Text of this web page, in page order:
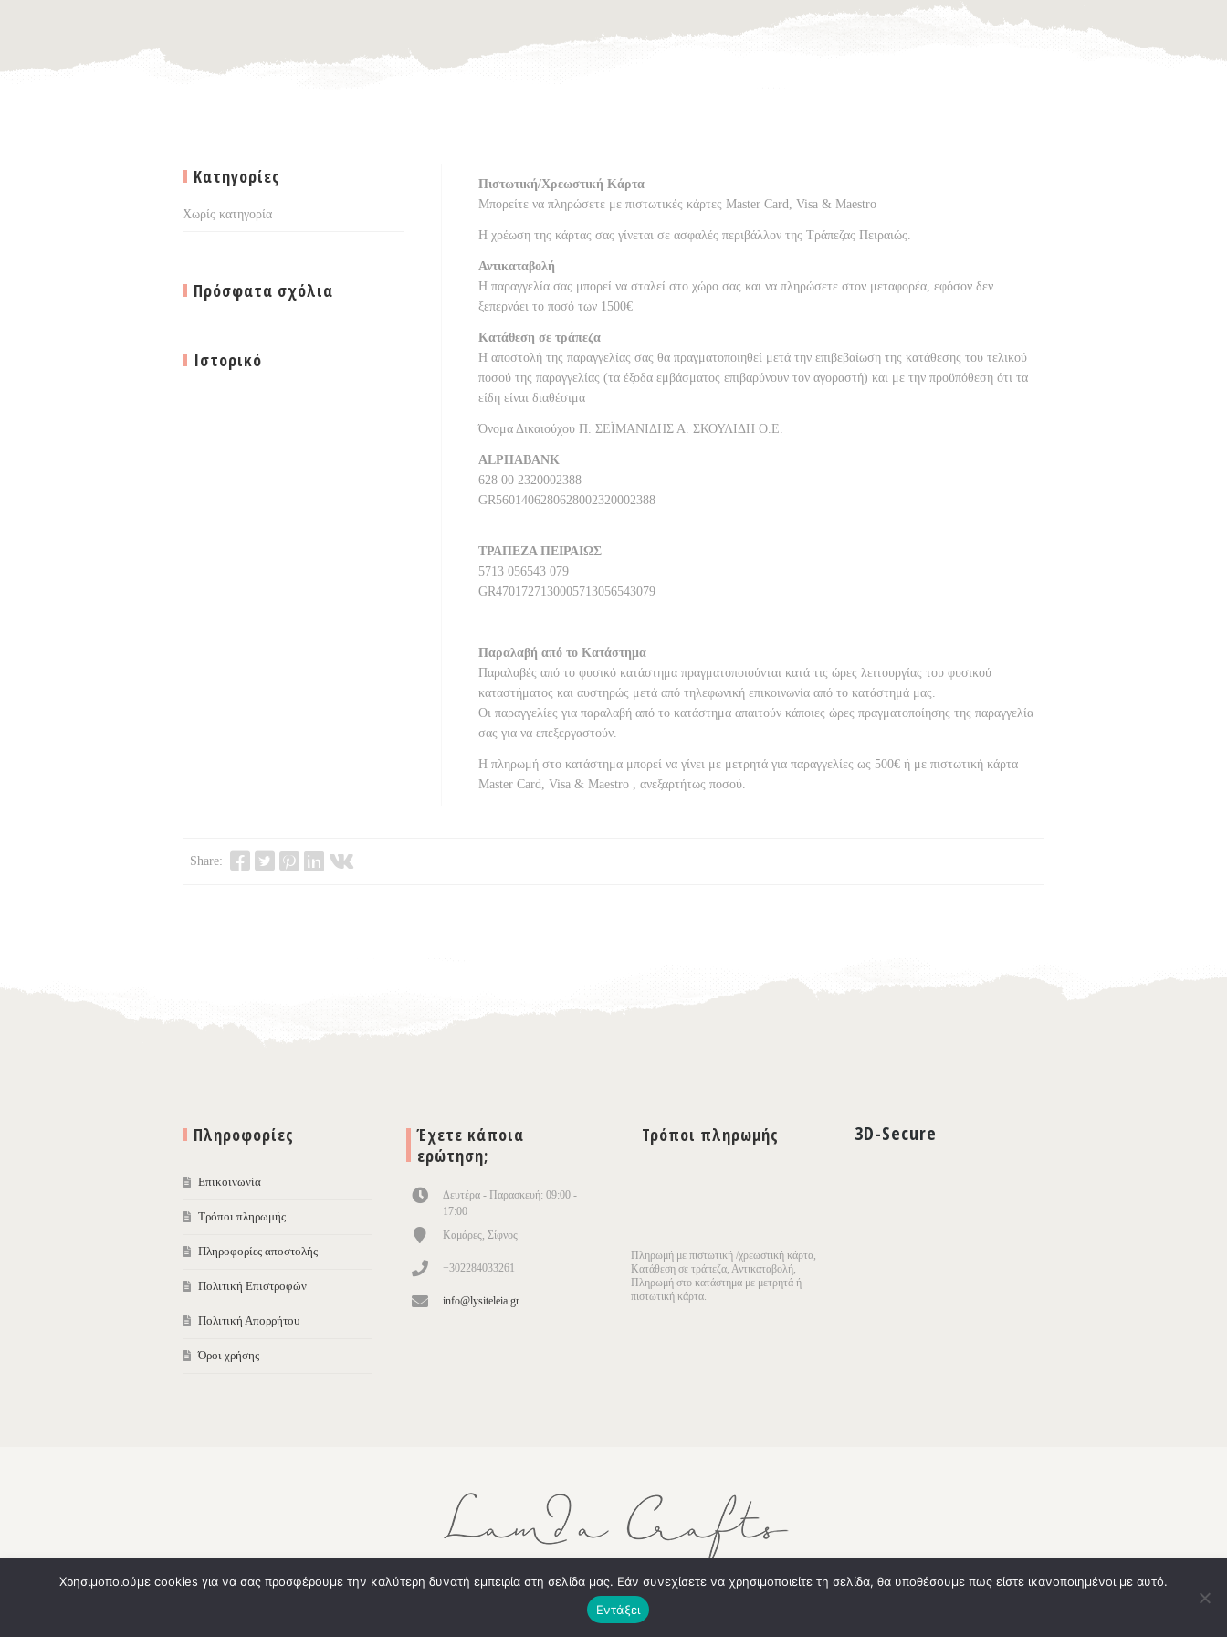
Πιστωτική/Χρεωστική Κάρτα
Μπορείτε να πληρώσετε με πιστωτικές κάρτες Master Card, Visa & Maestro
Η χρέωση της κάρτας σας γίνεται σε ασφαλές περιβάλλον της Τράπεζας Πειραιώς.
Αντικαταβολή
Η παραγγελία σας μπορεί να σταλεί στο χώρο σας και να πληρώσετε στον μεταφορέα, εφόσον δεν
ξεπερνάει το ποσό των 1500€
Κατάθεση σε τράπεζα
Η αποστολή της παραγγελίας σας θα πραγματοποιηθεί μετά την επιβεβαίωση της κατάθεσης του τελικού
ποσού της παραγγελίας (τα έξοδα εμβάσματος επιβαρύνουν τον αγοραστή) και με την προϋπόθεση ότι τα
είδη είναι διαθέσιμα
Όνομα Δικαιούχου Π. ΣΕΪΜΑΝΙΔΗΣ Α. ΣΚΟΥΛΙΔΗ Ο.Ε.
ALPHABANK
628 00 2320002388
GR5601406280628002320002388
ΤΡΑΠΕΖΑ ΠΕΙΡΑΙΩΣ
5713 056543 079
GR4701727130005713056543079
Παραλαβή από το Κατάστημα
Παραλαβές από το φυσικό κατάστημα πραγματοποιούνται κατά τις ώρες λειτουργίας του φυσικού
καταστήματος και αυστηρώς μετά από τηλεφωνική επικοινωνία από το κατάστημά μας.
Οι παραγγελίες για παραλαβή από το κατάστημα απαιτούν κάποιες ώρες πραγματοποίησης της παραγγελία
σας για να επεξεργαστούν.
Η πληρωμή στο κατάστημα μπορεί να γίνει με μετρητά για παραγγελίες ως 500€ ή με πιστωτική κάρτα
Master Card, Visa & Maestro , ανεξαρτήτως ποσού.
Kατηγορίες
Χωρίς κατηγορία
Πρόσφατα σχόλια
Ιστορικό
Share:
Πληροφορίες
Επικοινωνία
Τρόποι πληρωμής
Πληροφορίες αποστολής
Πολιτική Επιστροφών
Πολιτική Απορρήτου
Όροι χρήσης
Έχετε κάποια
ερώτηση;
Δευτέρα - Παρασκευή: 09:00 -
17:00
Καμάρες, Σίφνος
+302284033261
info@lysiteleia.gr
Τρόποι πληρωμής
Πληρωμή με πιστωτική /χρεωστική κάρτα,
Κατάθεση σε τράπεζα, Αντικαταβολή,
Πληρωμή στο κατάστημα με μετρητά ή
πιστωτική κάρτα.
3D-Secure
Χρησιμοποιούμε cookies στον ιστότοπό μας για να σας προσφέρουμε την πιο σχετική εμπειρία, απομνημονεύοντας τις προτιμήσεις σας και
επαναλαμβανόμενες επισκέψεις. Κάνοντας κλικ στο "Αποδοχή όλων", συναινείτε στη χρήση ΟΛΩΝ των cookies. Ωστόσο, μπορείτε να τα
Χρησιμοποιούμε cookies για να σας προσφέρουμε την καλύτερη δυνατή εμπειρία στη σελίδα μας. Εάν συνεχίσετε να χρησιμοποιείτε τη σελίδα, θα υποθέσουμε πως είστε ικανοποιημένοι με αυτό.
Εντάξει